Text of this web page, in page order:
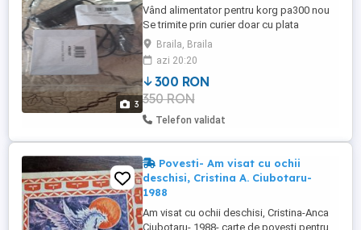
3
Vând alimentator pentru korg pa300 nou
Se trimite prin curier doar cu plata
transportului în avans Preț 300 lei fix
Braila, Braila
azi 20:20
300 RON
350 RON
Telefon validat
Povesti- Am visat cu ochii
deschisi, Cristina A. Ciubotaru-
1988
Am visat cu ochii deschisi, Cristina-Anca
Ciubotaru- 1988- carte de povesti pentru